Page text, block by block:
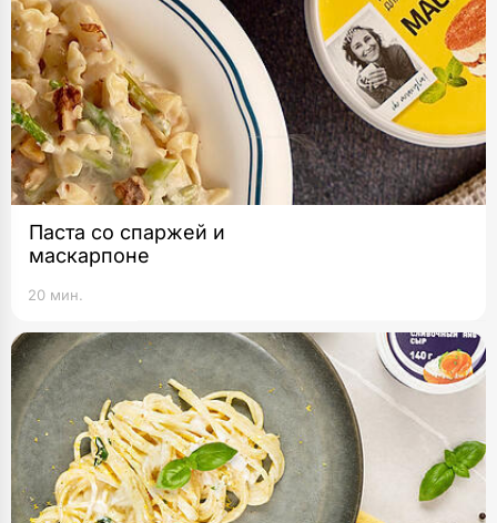
Паста со спаржей и
маскарпоне
20 мин.